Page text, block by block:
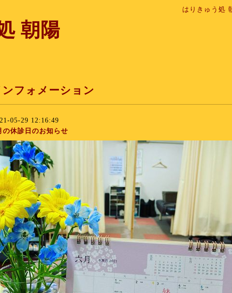
はりきゅう処
朝陽
ンフォメーション
05-29 12:16:49
の休診日のお知らせ